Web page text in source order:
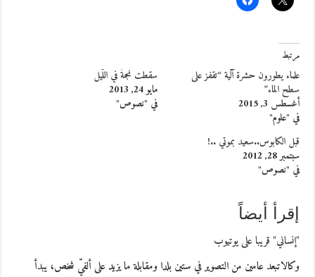
مرتبط
علماء يطورون حشرة آلية “تقفز على
سطح الماء”
أغسطس 3, 2015
في "علوم"
سقطت نجمةٌ في اللّيل
مايو 24, 2013
في "نصوص"
قبل الكابوس..سعيد بموتي ..!
سبتمبر 28, 2012
في "نصوص"
إقرأ أيضاً
"إنساني" قريبا على يوتيوب
وكالاتبعد عامين من التصوير في ستين بلدا ومقابلة ما يزيد على ألفيّ شخص، يبدأ